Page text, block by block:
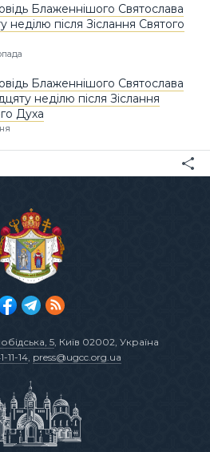
Блаженнішого Святослава
неділю після Зіслання Святого
Блаженнішого Святослава
неділю після Зіслання
Духа
5, Київ 02002, Україна
11-14, press@ugcc.org.ua